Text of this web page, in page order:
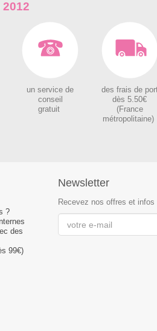
2012
un service de
conseil
gratuit
des frais de
dès 5.50€
(France
métropolitaine)
?
des
99€)
Newsletter
Recevez nos offres et infos